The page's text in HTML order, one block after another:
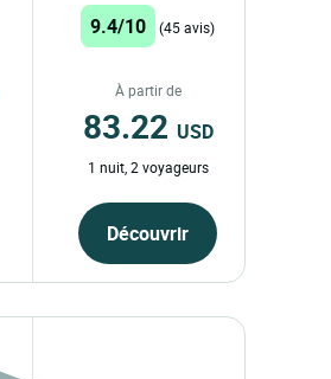
9.4/10 (45 avis)
À partir de
83.22 USD
1 nuit, 2 voyageurs
Découvrir